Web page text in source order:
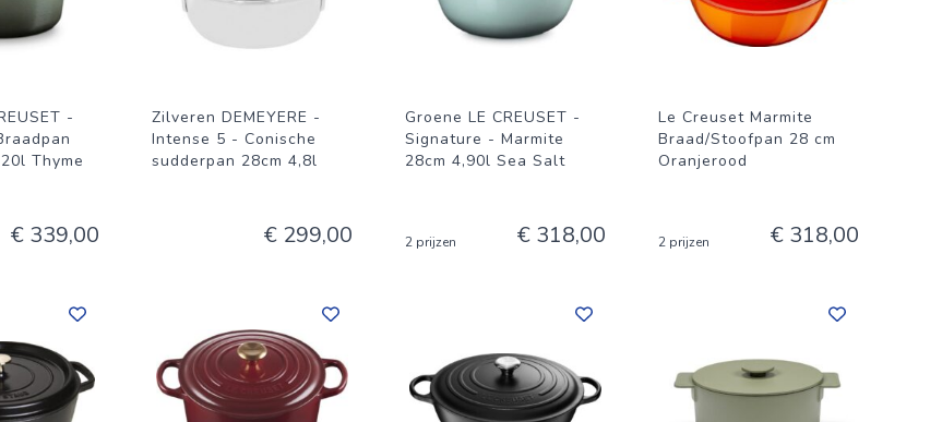
-
Thyme
€ 339,00
Zilveren DEMEYERE -
Intense 5 - Conische
sudderpan 28cm 4,8l
€ 299,00
Groene LE CREUSET -
Signature - Marmite
28cm 4,90l Sea Salt
2 prijzen € 318,00
Le Creuset Marmite
Braad/Stoofpan 28 cm
Oranjerood
2 prijzen € 318,00